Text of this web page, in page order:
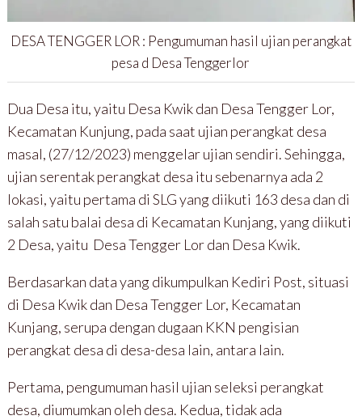
DESA TENGGER LOR : Pengumuman hasil ujian perangkat
pesa d Desa Tenggerlor
Dua Desa itu, yaitu Desa Kwik dan Desa Tengger Lor,
Kecamatan Kunjung, pada saat ujian perangkat desa
masal, (27/12/2023) menggelar ujian sendiri. Sehingga,
ujian serentak perangkat desa itu sebenarnya ada 2
lokasi, yaitu pertama di SLG yang diikuti 163 desa dan di
salah satu balai desa di Kecamatan Kunjang, yang diikuti
2 Desa, yaitu Desa Tengger Lor dan Desa Kwik.
Berdasarkan data yang dikumpulkan Kediri Post, situasi
di Desa Kwik dan Desa Tengger Lor, Kecamatan
Kunjang, serupa dengan dugaan KKN pengisian
perangkat desa di desa-desa lain, antara lain.
Pertama, pengumuman hasil ujian seleksi perangkat
desa, diumumkan oleh desa. Kedua, tidak ada